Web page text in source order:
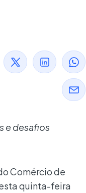
e desafios
Comércio de
quinta-feira